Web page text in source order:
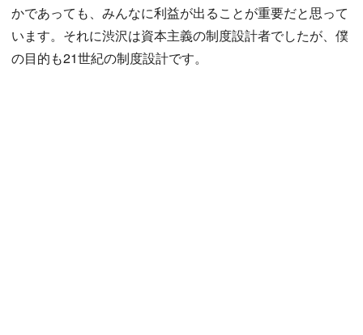
かであっても、みんなに利益が出ることが重要だと思って
います。それに渋沢は資本主義の制度設計者でしたが、僕
の目的も21世紀の制度設計です。